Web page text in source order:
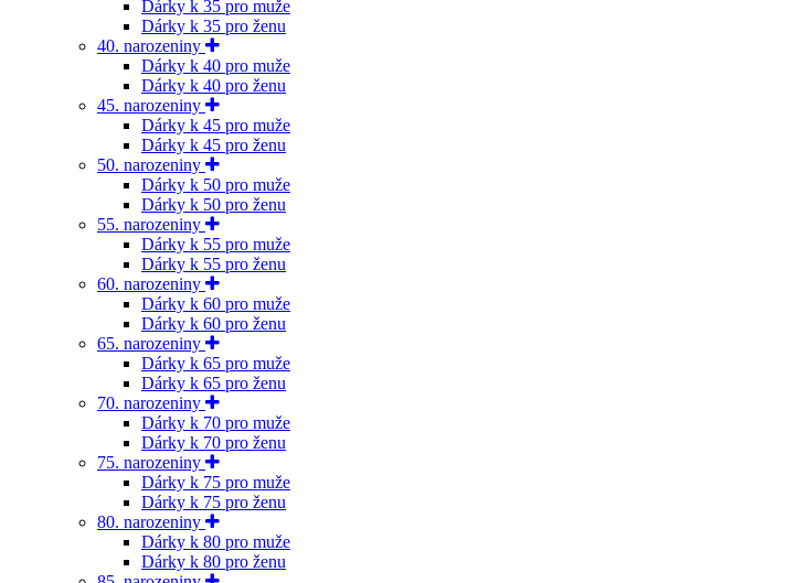
Dárky k 35 pro muže
Dárky k 35 pro ženu
40. narozeniny
Dárky k 40 pro muže
Dárky k 40 pro ženu
45. narozeniny
Dárky k 45 pro muže
Dárky k 45 pro ženu
50. narozeniny
Dárky k 50 pro muže
Dárky k 50 pro ženu
55. narozeniny
Dárky k 55 pro muže
Dárky k 55 pro ženu
60. narozeniny
Dárky k 60 pro muže
Dárky k 60 pro ženu
65. narozeniny
Dárky k 65 pro muže
Dárky k 65 pro ženu
70. narozeniny
Dárky k 70 pro muže
Dárky k 70 pro ženu
75. narozeniny
Dárky k 75 pro muže
Dárky k 75 pro ženu
80. narozeniny
Dárky k 80 pro muže
Dárky k 80 pro ženu